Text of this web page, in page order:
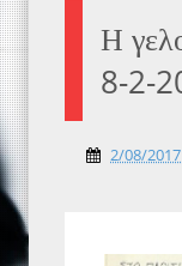
Η
8-2-
2/08/2017